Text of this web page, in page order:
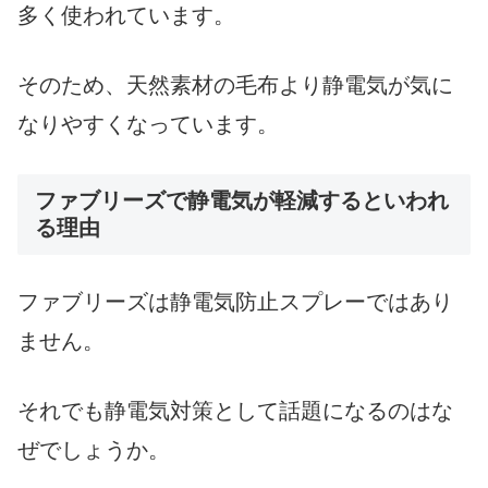
多く使われています。
そのため、天然素材の毛布より静電気が気に
なりやすくなっています。
ファブリーズで静電気が軽減するといわれ
る理由
ファブリーズは静電気防止スプレーではあり
ません。
それでも静電気対策として話題になるのはな
ぜでしょうか。